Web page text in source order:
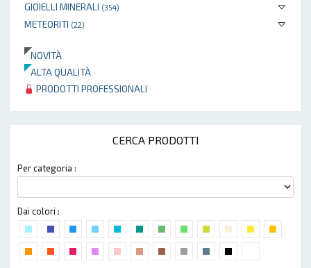
GIOIELLI MINERALI (354)
METEORITI (22)
NOVITÀ
ALTA QUALITÀ
PRODOTTI PROFESSIONALI
CERCA PRODOTTI
Per categoria :
Dai colori :